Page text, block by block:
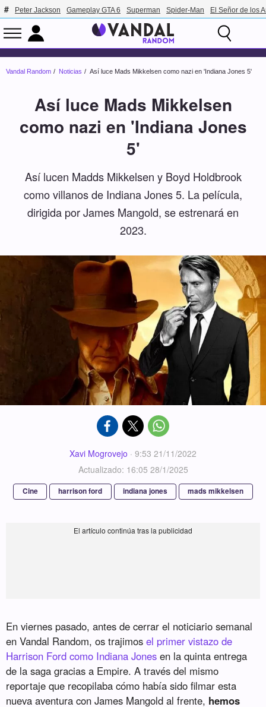
Peter Jackson Gameplay GTA 6 Superman Spider-Man El Señor de los
Vandal Random Noticias Así luce Mads Mikkelsen como nazi en 'Indiana Jones 5'
Así luce Mads Mikkelsen
como nazi en 'Indiana Jones
5'
Así lucen Madds Mikkelsen y Boyd Holdbrook
como villanos de Indiana Jones 5. La película,
dirigida por James Mangold, se estrenará en
2023.
Xavi Mogrovejo · 9:53 21/11/2022
Actualizado: 16:05 28/1/2025
Cine harrison ford indiana jones mads mikkelsen
En viernes pasado, antes de cerrar el noticiario semanal
en Vandal Random, os trajimosel primer vistazo de
Harrison Ford como Indiana Jones en la quinta entrega
de la saga gracias a Empire. A través del mismo
reportaje que recopilaba cómo había sido filmar esta
nueva aventura con James Mangold al frente, hemos